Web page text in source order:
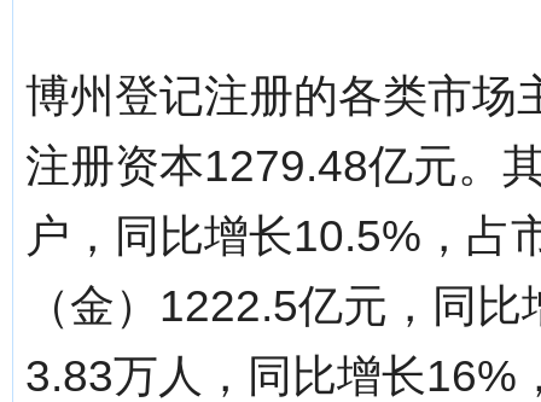
博州登记注册的各类市场
注册资本1279.48亿元。
户，同比增长10.5%，占
（金）1222.5亿元，同
3.83万人，同比增长16%